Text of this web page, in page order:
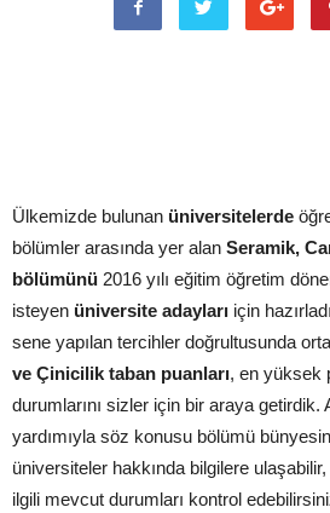
Ülkemizde bulunan üniversitelerde
bölümler arasında yer alan Seramik,
bölümünü 2016 yılı eğitim öğretim
isteyen üniversite adayları için
sene yapılan tercihler doğrultusunda
ve Çinicilik taban puanları, en yüksek
durumlarını sizler için bir araya getirdik.
yardımıyla söz konusu bölümü
üniversiteler hakkında bilgilere
ilgili mevcut durumları kontrol